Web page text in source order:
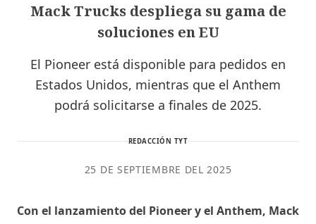
Mack Trucks despliega su gama de
soluciones en EU
El Pioneer está disponible para pedidos en
Estados Unidos, mientras que el Anthem
podrá solicitarse a finales de 2025.
REDACCIÓN TYT
25 DE SEPTIEMBRE DEL 2025
Con el lanzamiento del Pioneer y el Anthem, Mack